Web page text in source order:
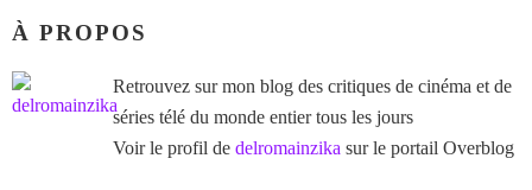
À PROPOS
Retrouvez sur mon blog des critiques de cinéma et de
séries télé du monde entier tous les jours
Voir le profil de delromainzika sur le portail Overblog